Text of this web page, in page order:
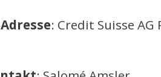
: Credit Suisse